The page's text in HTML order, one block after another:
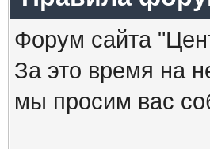
Форум сайта
За это время на
мы просим вас